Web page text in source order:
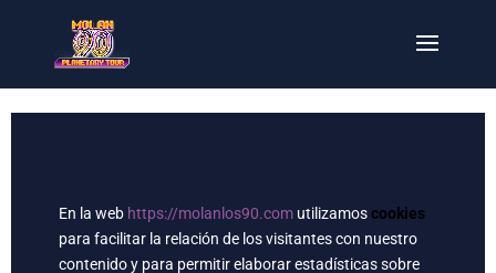
En la web https://molanlos90.comutilizamoscookies
para facilitar la relación de los visitantes con nuestro
contenido y para permitir elaborar estadísticas sobre